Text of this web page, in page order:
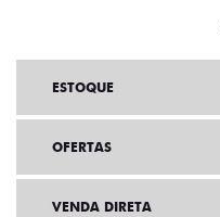
ESTOQUE
OFERTAS
VENDA DIRETA